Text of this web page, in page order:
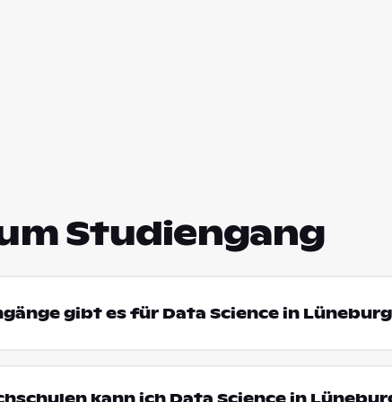
Studiengang
gibt es für Data Science in